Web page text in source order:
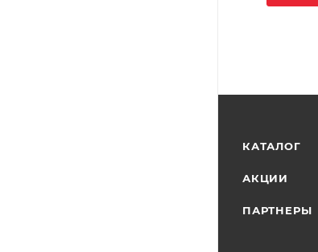
КАТАЛОГ
АКЦИИ
ПАРТНЕРЫ